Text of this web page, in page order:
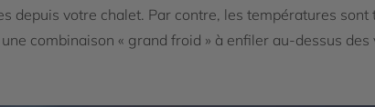
depuis votre chalet. Par contre, les températures sont
combinaison « grand froid » à enfiler au-dessus